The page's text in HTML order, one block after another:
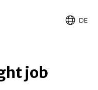
DE
job